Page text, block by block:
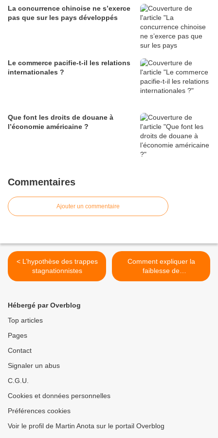
La concurrence chinoise ne s’exerce
pas que sur les pays développés
Le commerce pacifie-t-il les relations
internationales ?
Que font les droits de douane à
l’économie américaine ?
Commentaires
Ajouter un commentaire
< L’hypothèse des trappes
stagnationnistes
Comment expliquer la
faiblesse de
l’investissement mondial ? >
Hébergé par Overblog
Top articles
Pages
Contact
Signaler un abus
C.G.U.
Cookies et données personnelles
Préférences cookies
Voir le profil de Martin Anota sur le portail Overblog